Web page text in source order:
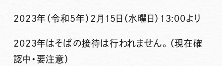
2023年（令和5年）2月15日（水曜日）13:00より
2023年はそばの接待は行われません。（現在確
認中・要注意）